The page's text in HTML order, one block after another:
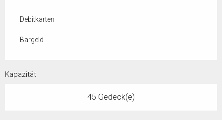
Debitkarten
Bargeld
Kapazität
45 Gedeck(e)